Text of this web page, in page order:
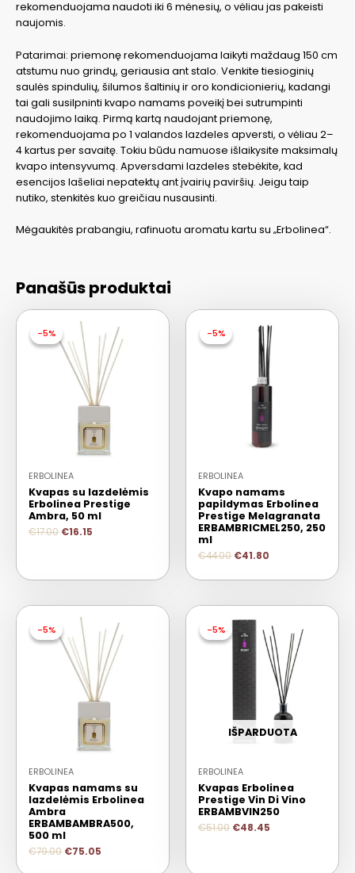
rekomenduojama naudoti iki 6 mėnesių, o vėliau jas pakeisti
naujomis.
Patarimai: priemonę rekomenduojama laikyti maždaug 150 cm
atstumu nuo grindų, geriausia ant stalo. Venkite tiesioginių
saulės spindulių, šilumos šaltinių ir oro kondicionierių, kadangi
tai gali susilpninti kvapo namams poveikį bei sutrumpinti
naudojimo laiką. Pirmą kartą naudojant priemonę,
rekomenduojama po 1 valandos lazdeles apversti, o vėliau 2–
4 kartus per savaitę. Tokiu būdu namuose išlaikysite maksimalų
kvapo intensyvumą. Apversdami lazdeles stebėkite, kad
esencijos lašeliai nepatektų ant įvairių paviršių. Jeigu taip
nutiko, stenkitės kuo greičiau nusausinti.
Mėgaukitės prabangiu, rafinuotu aromatu kartu su „Erbolinea“.
Panašūs produktai
-5%
-5%
ERBOLINEA
Kvapas su lazdelėmis
Erbolinea Prestige
Ambra, 50 ml
€17.00 €16.15
-5%
-5%
ERBOLINEA
Kvapo namams
papildymas Erbolinea
Prestige Melagranata
ERBAMBRICMEL250, 250
ml
€44.00 €41.80
-5%
-5%
ERBOLINEA
Kvapas namams su
lazdelėmis Erbolinea
Ambra
ERBAMBAMBRA500,
500 ml
€79.00 €75.05
-5%
IŠPARDUOTA
-5%
ERBOLINEA
Kvapas Erbolinea
Prestige Vin Di Vino
ERBAMBVIN250
€51.00 €48.45